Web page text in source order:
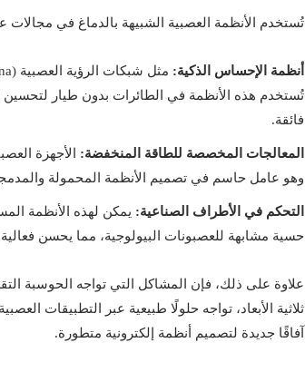
تُستخدم الأنظمة العصبية الشبيهة بالدماغ في مجالات
أنظمة الإحساس الذكية:
تُستخدم هذه الأنظمة في الطائرات بدون طيار لتحسين
فائقة.
المعالجات المخصصة للطاقة المنخفضة: الأجهزة
وهو عامل حاسم في تصميم الأنظمة المحمولة
التحكم في الأطراف الصناعية: يمكن لهذه الأنظمة
حسية مشابهة للعصبونات البيولوجية، مما يحسن فعالية
علاوة على ذلك، فإن المشاكل التي تواجه الحوسبة
ثلاثية الأبعاد، تواجه حلولًا طبيعية عبر التطبيقات
آفاقًا جديدة لتصميم أنظمة إلكترونية متطورة.